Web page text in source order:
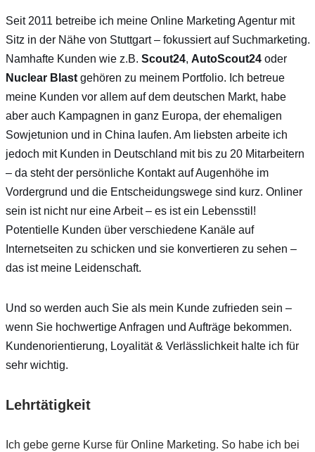
Seit 2011 betreibe ich meine Online Marketing Agentur mit
Sitz in der Nähe von Stuttgart – fokussiert auf Suchmarketing.
Namhafte Kunden wie z.B. Scout24, AutoScout24oder
Nuclear Blastgehören zu meinem Portfolio. Ich betreue
meine Kunden vor allem auf dem deutschen Markt, habe
aber auch Kampagnen in ganz Europa, der ehemaligen
Sowjetunion und in China laufen. Am liebsten arbeite ich
jedoch mit Kunden in Deutschland mit bis zu 20 Mitarbeitern
– da steht der persönliche Kontakt auf Augenhöhe im
Vordergrund und die Entscheidungswege sind kurz. Onliner
sein ist nicht nur eine Arbeit – es ist ein Lebensstil!
Potentielle Kunden über verschiedene Kanäle auf
Internetseiten zu schicken und sie konvertieren zu sehen –
das ist meine Leidenschaft.
Und so werden auch Sie als mein Kunde zufrieden sein –
wenn Sie hochwertige Anfragen und Aufträge bekommen.
Kundenorientierung, Loyalität & Verlässlichkeit halte ich für
sehr wichtig.
Lehrtätigkeit
Ich gebe gerne Kurse für Online Marketing. So habe ich bei